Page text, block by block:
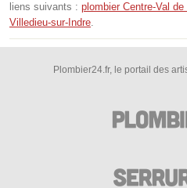
liens suivants : plombier Centre-Val de
Villedieu-sur-Indre.
Plombier24.fr, le portail des